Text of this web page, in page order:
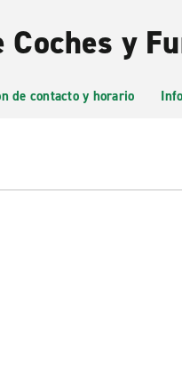
y
de contacto y horario